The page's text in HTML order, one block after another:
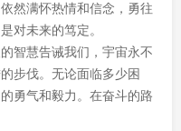
然满怀热情和信念，勇往
对未来的笃定。
智慧告诫我们，宇宙永不
步伐。无论面临多少困
勇气和毅力。在奋斗的路